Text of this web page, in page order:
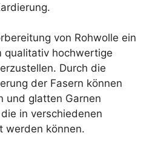
von Rohwolle ein
qualitativ hochwertige
Durch die
der Fasern können
und glatten Garnen
in verschiedenen
werden können.